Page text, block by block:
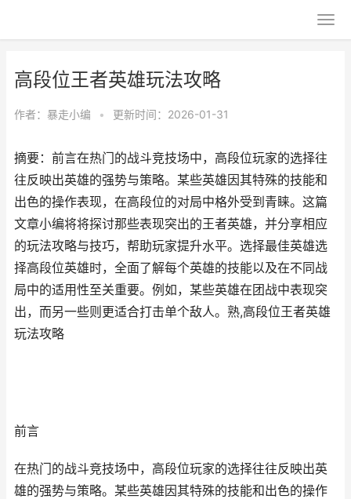
高段位王者英雄玩法攻略
作者： 暴走小编 • 更新时间：2026-01-31
摘要：前言在热门的战斗竞技场中，高段位玩家的选择往
往反映出英雄的强势与策略。某些英雄因其特殊的技能和
出色的操作表现，在高段位的对局中格外受到青睐。这篇
文章小编将将探讨那些表现突出的王者英雄，并分享相应
的玩法攻略与技巧，帮助玩家提升水平。选择最佳英雄选
择高段位英雄时，全面了解每个英雄的技能以及在不同战
局中的适用性至关重要。例如，某些英雄在团战中表现突
出，而另一些则更适合打击单个敌人。熟,高段位王者英雄
玩法攻略
前言
在热门的战斗竞技场中，高段位玩家的选择往往反映出英
雄的强势与策略。某些英雄因其特殊的技能和出色的操作